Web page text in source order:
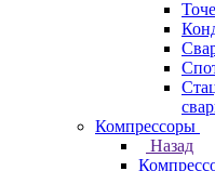
Компрессоры
Назад